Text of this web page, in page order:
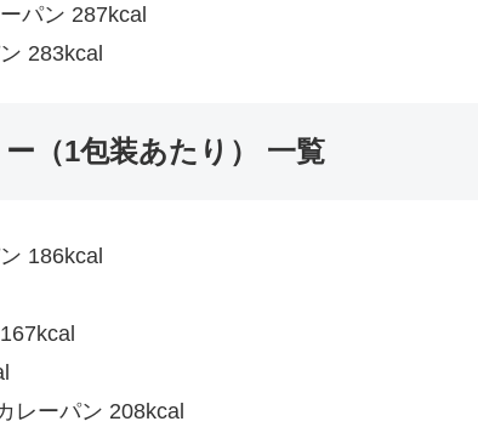
パン 287kcal
283kcal
（1包装あたり） 一覧
186kcal
ーパン 208kcal